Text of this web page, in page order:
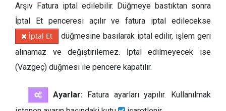
Arşiv Fatura iptal edilebilir. Düğmeye bastıktan sonra
İptal Et penceresi açılır ve fatura iptal edilecekse
İptal Et
düğmesine basılarak iptal edilir, işlem geri
alınamaz ve değiştirilemez. İptal edilmeyecek ise
(Vazgeç) düğmesi ile pencere kapatılır.
Ayarlar:Fatura ayarları yapılır. Kullanılmak